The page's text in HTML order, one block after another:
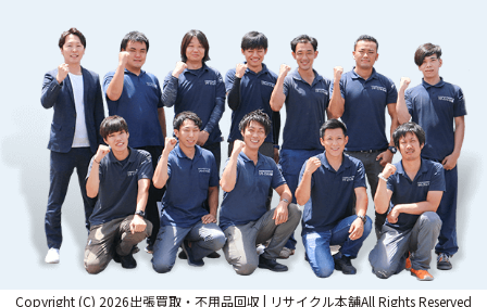
Copyright (C) 2026出張買取・不用品回収 | リサイクル本舗All Rights Reserved